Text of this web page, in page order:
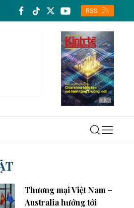
của Thông tấn xã Việt Nam
RSS
Thương mại Việt Nam –
Australia hướng tới